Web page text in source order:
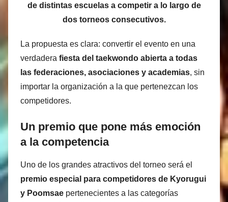
de distintas escuelas a competir a lo largo de
dos torneos consecutivos.
La propuesta es clara: convertir el evento en una
verdadera fiesta del taekwondo abierta a todas
las federaciones, asociaciones y academias, sin
importar la organización a la que pertenezcan los
competidores.
Un premio que pone más emoción
a la competencia
Uno de los grandes atractivos del torneo será el
premio especial para competidores de Kyorugui
y Poomsae pertenecientes a las categorías